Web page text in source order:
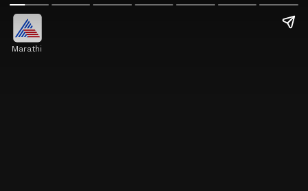
Marathi